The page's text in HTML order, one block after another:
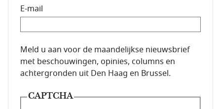
E-mail
E-mailadres van de abonnee.
Meld u aan voor de maandelijkse nieuwsbrief
met beschouwingen, opinies, columns en
achtergronden uit Den Haag en Brussel.
CAPTCHA